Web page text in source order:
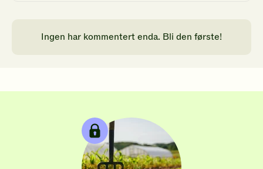
Ingen har kommentert enda. Bli den første!